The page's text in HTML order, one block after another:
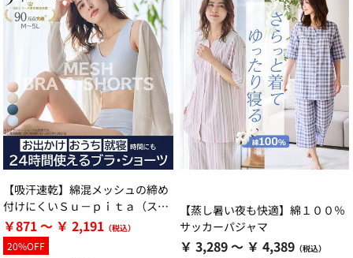
【吸汗速乾】綿混メッシュの締め
付けにくいＳｕ－ｐｉｔａ（スー
ピタ）ブラ・ショーツ（別売）
￥871 ～ ￥ 2,191
20%OFF
【蒸し暑い夜も快適】綿１００％
サッカーパジャマ
￥ 3,289 ～ ￥ 4,389